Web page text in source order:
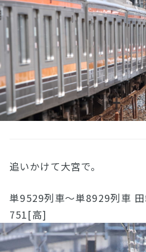
追いかけて大宮で。
単9529列車〜単8929列車
751[高]